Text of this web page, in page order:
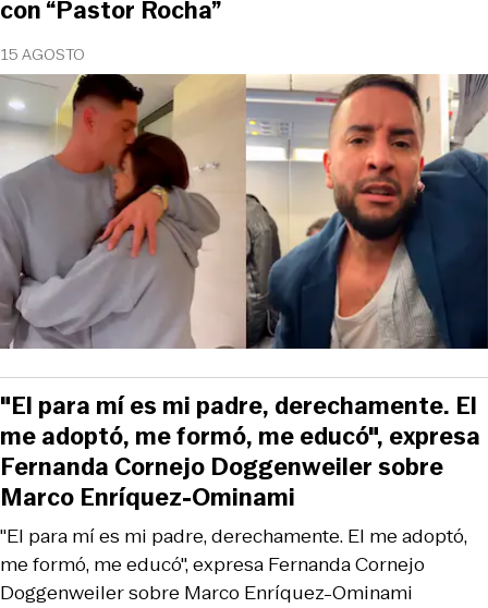
15 AGOSTO
con “Pastor Rocha”
"El para mí es mi padre, derechamente. El me adoptó,
me formó, me educó", expresa Fernanda Cornejo
Doggenweiler sobre Marco Enríquez-Ominami
"El para mí es mi padre, derechamente. El
me adoptó, me formó, me educó", expresa
Fernanda Cornejo Doggenweiler sobre
Marco Enríquez-Ominami